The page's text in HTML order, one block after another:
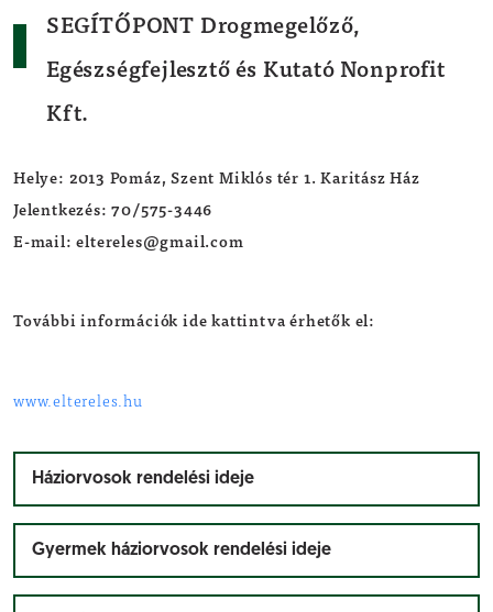
SEGÍTŐPONT Drogmegelőző,
Egészségfejlesztő és Kutató Nonprofit
Kft.
Helye: 2013 Pomáz, Szent Miklós tér 1. Karitász Ház
Jelentkezés: 70/575-3446
E-mail: eltereles@gmail.com
További információk ide kattintva érhetők el:
www.eltereles.hu
Háziorvosok rendelési ideje
Gyermek háziorvosok rendelési ideje